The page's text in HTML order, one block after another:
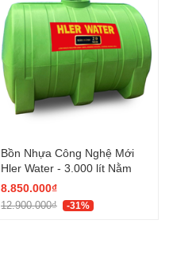
Bồn Nhựa Công Nghệ Mới
Hler Water - 3.000 lít Nằm
8.850.000₫
12.900.000₫ -31%